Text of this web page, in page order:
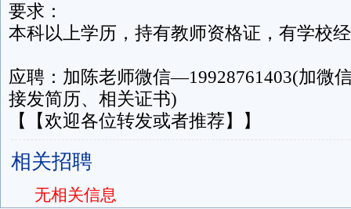
要求：
本科以上学历，持有教师资格证，有学校
应聘：加陈老师微信—19928761403(加微
接发简历、相关证书)
【【欢迎各位转发或者推荐】】
相关招聘
无相关信息